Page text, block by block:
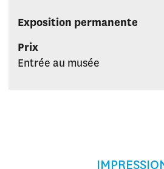
Exposition permanente
Prix
Entrée au musée